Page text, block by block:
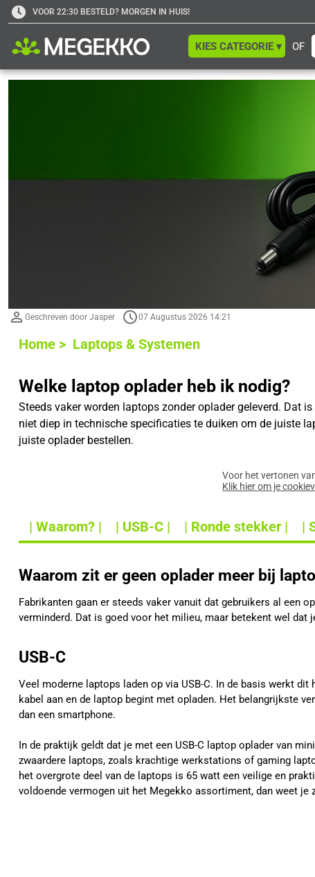
VOOR 22:30 BESTELD? MORGEN IN HUIS!
OF
KIES CATEGORIE ▾
Geschreven door Jasper 07 Augustus 2026 14:21
Home > Laptops & Systemen
Welke laptop oplader heb ik nodig?
Steeds vaker worden laptops zonder oplader geleverd. Dat
niet diep in technische specificaties te duiken om de juiste
juiste oplader bestellen.
Voor het vertonen
Klik hier om je
| Waarom? | | USB-C | | Ronde stekker | |
Waarom zit er geen oplader meer bij
Fabrikanten gaan er steeds vaker vanuit dat gebruikers al een
verminderd. Dat is goed voor het milieu, maar betekent wel
USB-C
Veel moderne laptops laden op via USB-C. In de basis werkt
kabel aan en de laptop begint met opladen. Het belangrijkste
dan een smartphone.
In de praktijk geldt dat je met een USB-C laptop oplader van
zwaardere laptops, zoals krachtige werkstations of gaming
het overgrote deel van de laptops is 65 watt een veilige en
voldoende vermogen uit het Megekko assortiment, dan weet